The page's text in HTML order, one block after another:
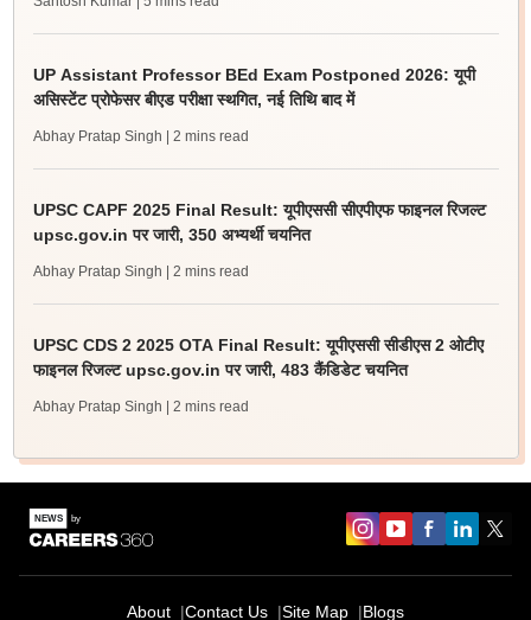
UP Assistant Professor BEd Exam Postponed 2026: यूपी
असिस्टेंट प्रोफेसर बीएड परीक्षा स्थगित, नई तिथि बाद में
Abhay Pratap Singh | 2 mins read
UPSC CAPF 2025 Final Result: यूपीएससी सीएपीएफ फाइनल रिजल्ट
upsc.gov.in पर जारी, 350 अभ्यर्थी चयनित
Abhay Pratap Singh | 2 mins read
UPSC CDS 2 2025 OTA Final Result: यूपीएससी सीडीएस 2 ओटीए
फाइनल रिजल्ट upsc.gov.in पर जारी, 483 कैंडिडेट चयनित
Abhay Pratap Singh | 2 mins read
About Contact Us Site Map Blogs